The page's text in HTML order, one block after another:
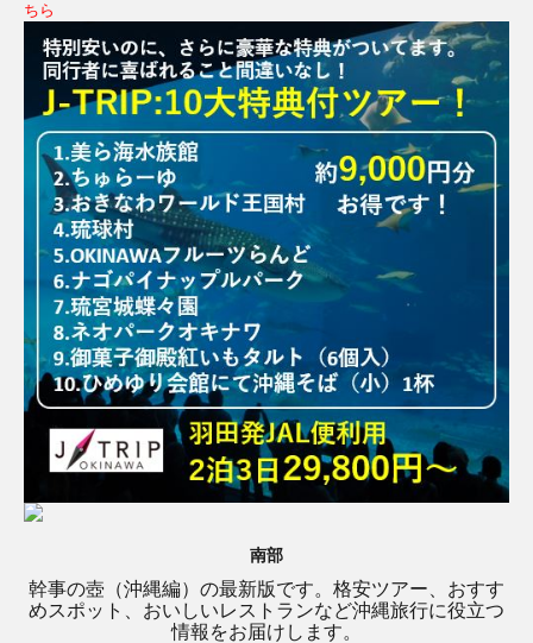
ちら
南部
幹事の壺（沖縄編）の最新版です。格安ツアー、おすす
めスポット、おいしいレストランなど沖縄旅行に役立つ
情報をお届けします。